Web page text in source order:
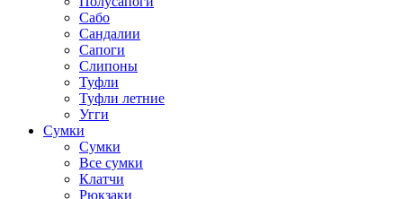
Сабо
Сандалии
Сапоги
Слипоны
Туфли
Туфли летние
Угги
Сумки
Сумки
Все сумки
Клатчи
Рюкзаки